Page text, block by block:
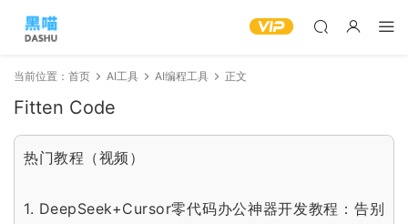
当前位置： 首页 AI工具 AI编程工具 正文
Fitten Code
热门教程（视频）
1. DeepSeek+Cursor零代码办公神器开发教程：告别